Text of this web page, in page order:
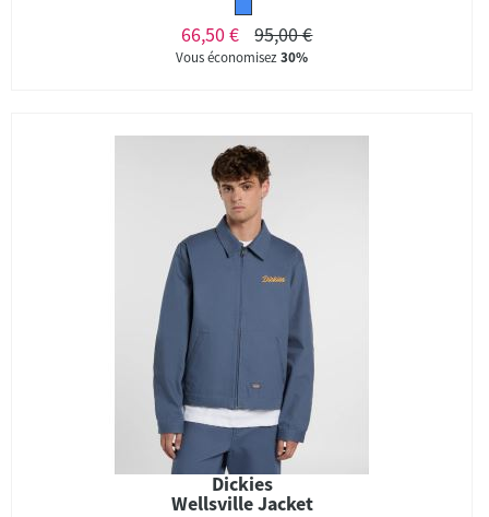
66,50 € 95,00 €
Vous économisez30%
Dickies
Wellsville Jacket